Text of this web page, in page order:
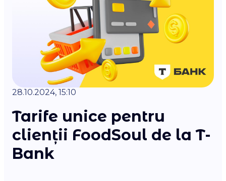
28.10.2024, 15:10
Tarife unice pentru
clienții FoodSoul de la T-
Bank